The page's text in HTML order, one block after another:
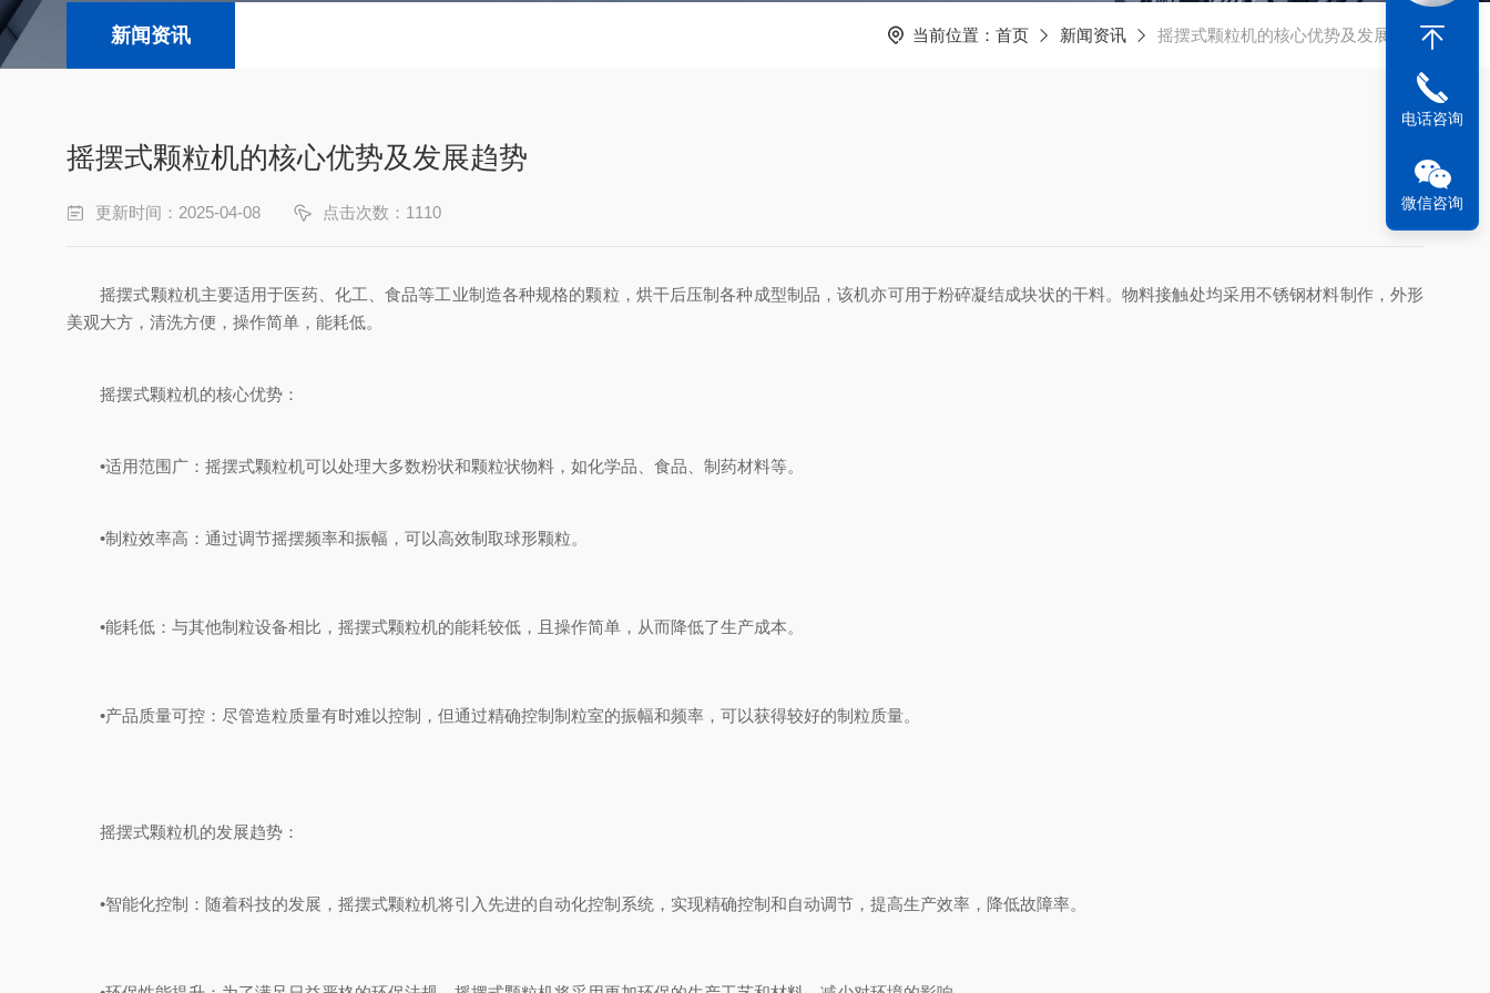
新闻资讯 当前位置： 首页 新闻资讯 摇摆式颗粒机的核心优势‌及发展趋势‌
摇摆式颗粒机的核心优势‌及发展趋势‌
更新时间：2025-04-08 点击次数：1110
摇摆式颗粒机主要适用于医药、化工、食品等工业制造各种规格的颗粒，烘干后压制各种成型制品，该机亦可用于粉碎凝结成块状的干料。物料接触处均采用不锈钢材料制作，外形
美观大方，清洗方便，操作简单，能耗低。
摇摆式颗粒机的核心优势‌：
‌•适用范围广‌：摇摆式颗粒机可以处理大多数粉状和颗粒状物料，如化学品、食品、制药材料等‌。
‌•制粒效率高‌：通过调节摇摆频率和振幅，可以高效制取球形颗粒‌。
‌•能耗低‌：与其他制粒设备相比，摇摆式颗粒机的能耗较低，且操作简单，从而降低了生产成本‌。
‌•产品质量可控‌：尽管造粒质量有时难以控制，但通过精确控制制粒室的振幅和频率，可以获得较好的制粒质量‌。
‌摇摆式颗粒机的发展趋势‌：
‌•智能化控制‌：随着科技的发展，摇摆式颗粒机将引入先进的自动化控制系统，实现精确控制和自动调节，提高生产效率，降低故障率‌。
电话咨询
微信咨询